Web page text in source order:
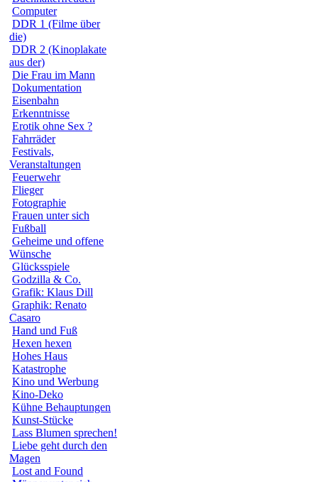
Computer
DDR 1 (Filme über
die)
DDR 2 (Kinoplakate
aus der)
Die Frau im Mann
Dokumentation
Eisenbahn
Erkenntnisse
Erotik ohne Sex ?
Fahrräder
Festivals,
Veranstaltungen
Feuerwehr
Flieger
Fotographie
Frauen unter sich
Fußball
Geheime und offene
Wünsche
Glücksspiele
Godzilla & Co.
Grafik: Klaus Dill
Graphik: Renato
Casaro
Hand und Fuß
Hexen hexen
Hohes Haus
Katastrophe
Kino und Werbung
Kino-Deko
Kühne Behauptungen
Kunst-Stücke
Lass Blumen sprechen!
Liebe geht durch den
Magen
Lost and Found